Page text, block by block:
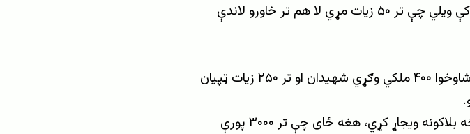
خوا بمبار شوی، له طلوع‌نیوز سره په خبرو کې ویلي چې تر ۵۰ زیات مړي لا هم تر خاورو لاندې
لومړنۍ شمېرې ښيي چې په دغه برید کې شاوخوا ۴۰۰ ملکي وګړي شهیدان او تر ۲۵۰ زیات ټپیان
هوايي برید د روږدو د درملنې کمپلکس پنځه بلاکونه ویجاړ کړي، هغه ځای چې تر ۳۰۰۰ پورې